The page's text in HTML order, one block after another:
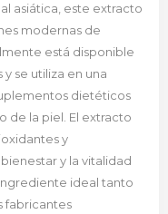
asiática, este extracto
modernas de
está disponible
se utiliza en una
dietéticos
de la piel. El extracto
y
y la vitalidad
ideal tanto
fabricantes